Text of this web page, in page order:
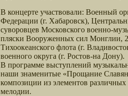
В концерте участвовали: Военный
Федерации (г. Хабаровск),
суворовцев Московского военно-
пляски Вооруженных сил Монглии,
Тихоокеанского флота (г.
военного округа (г. Ростов-на Дону).
В программе выступлений
наши знаменитые «Прощание
композиции из элементов
мелодии.